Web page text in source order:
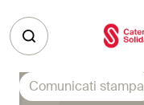
Comunicati stampa